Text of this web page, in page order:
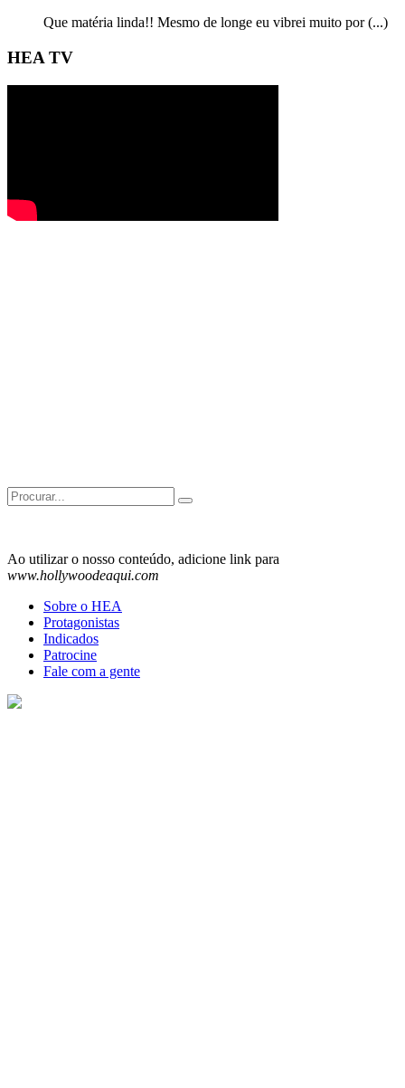
Que matéria linda!! Mesmo de longe eu vibrei muito por (...)
HEA TV
Search
for:
Ao utilizar o nosso conteúdo, adicione link para
www.hollywoodeaqui.com
Sobre o HEA
Protagonistas
Indicados
Patrocine
Fale com a gente